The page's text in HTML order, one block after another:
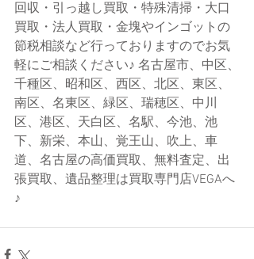
回収・引っ越し買取・特殊清掃・大口
買取・法人買取・金塊やインゴットの
節税相談など行っておりますのでお気
軽にご相談ください♪ 名古屋市、中区、
千種区、昭和区、西区、北区、東区、
南区、名東区、緑区、瑞穂区、中川
区、港区、天白区、名駅、今池、池
下、新栄、本山、覚王山、吹上、車
道、名古屋の高価買取、無料査定、出
張買取、遺品整理は買取専門店VEGAへ
♪